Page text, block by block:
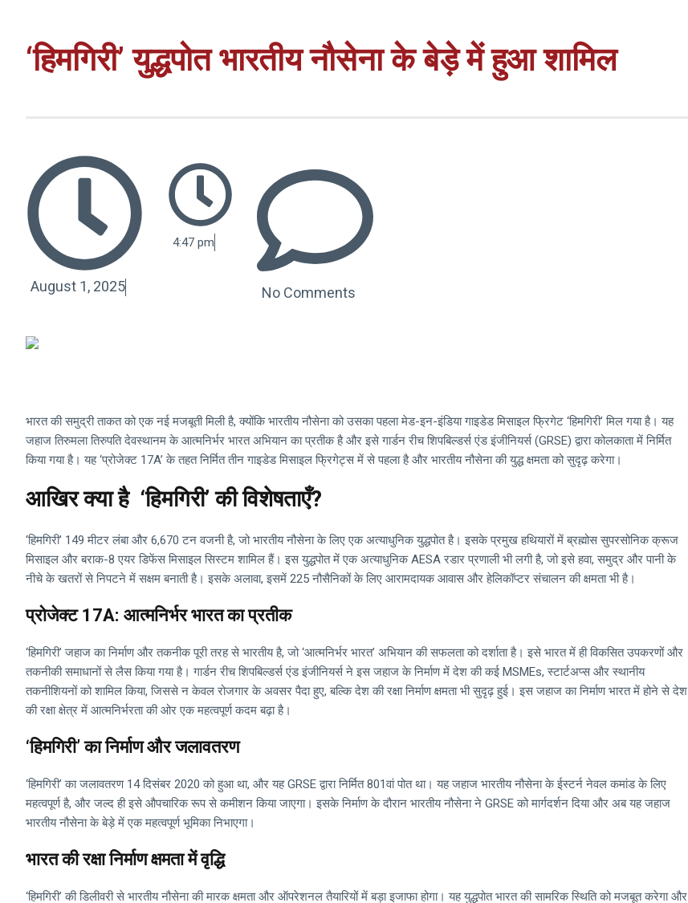
‘हिमगिरी’ युद्धपोत भारतीय नौसेना के बेड़े में हुआ शामिल
August 1, 2025
4:47 pm
No Comments
भारत की समुद्री ताकत को एक नई मजबूती मिली है, क्योंकि भारतीय नौसेना को उसका पहला मेड-इन-इंडिया गाइडेड मिसाइल फ्रिगेट ‘हिमगिरी’ मिल गया है। यह
जहाज तिरुमला तिरुपति देवस्थानम के आत्मनिर्भर भारत अभियान का प्रतीक है और इसे गार्डन रीच शिपबिल्डर्स एंड इंजीनियर्स (GRSE) द्वारा कोलकाता में निर्मित
किया गया है। यह ‘प्रोजेक्ट 17A’ के तहत निर्मित तीन गाइडेड मिसाइल फ्रिगेट्स में से पहला है और भारतीय नौसेना की युद्ध क्षमता को सुदृढ़ करेगा।
आखिर क्या है ‘हिमगिरी’ की विशेषताएँ?
‘हिमगिरी’ 149 मीटर लंबा और 6,670 टन वजनी है, जो भारतीय नौसेना के लिए एक अत्याधुनिक युद्धपोत है। इसके प्रमुख हथियारों में ब्रह्मोस सुपरसोनिक क्रूज
मिसाइल और बराक-8 एयर डिफेंस मिसाइल सिस्टम शामिल हैं। इस युद्धपोत में एक अत्याधुनिक AESA रडार प्रणाली भी लगी है, जो इसे हवा, समुद्र और पानी के
नीचे के खतरों से निपटने में सक्षम बनाती है। इसके अलावा, इसमें 225 नौसैनिकों के लिए आरामदायक आवास और हेलिकॉप्टर संचालन की क्षमता भी है।
प्रोजेक्ट 17A: आत्मनिर्भर भारत का प्रतीक
‘हिमगिरी’ जहाज का निर्माण और तकनीक पूरी तरह से भारतीय है, जो ‘आत्मनिर्भर भारत’ अभियान की सफलता को दर्शाता है। इसे भारत में ही विकसित उपकरणों और
तकनीकी समाधानों से लैस किया गया है। गार्डन रीच शिपबिल्डर्स एंड इंजीनियर्स ने इस जहाज के निर्माण में देश की कई MSMEs, स्टार्टअप्स और स्थानीय
तकनीशियनों को शामिल किया, जिससे न केवल रोजगार के अवसर पैदा हुए, बल्कि देश की रक्षा निर्माण क्षमता भी सुदृढ़ हुई। इस जहाज का निर्माण भारत में होने से देश
की रक्षा क्षेत्र में आत्मनिर्भरता की ओर एक महत्वपूर्ण कदम बढ़ा है।
‘हिमगिरी’ का निर्माण और जलावतरण
‘हिमगिरी’ का जलावतरण 14 दिसंबर 2020 को हुआ था, और यह GRSE द्वारा निर्मित 801वां पोत था। यह जहाज भारतीय नौसेना के ईस्टर्न नेवल कमांड के लिए
महत्वपूर्ण है, और जल्द ही इसे औपचारिक रूप से कमीशन किया जाएगा। इसके निर्माण के दौरान भारतीय नौसेना ने GRSE को मार्गदर्शन दिया और अब यह जहाज
भारतीय नौसेना के बेड़े में एक महत्वपूर्ण भूमिका निभाएगा।
भारत की रक्षा निर्माण क्षमता में वृद्धि
‘हिमगिरी’ की डिलीवरी से भारतीय नौसेना की मारक क्षमता और ऑपरेशनल तैयारियों में बड़ा इजाफा होगा। यह युद्धपोत भारत की सामरिक स्थिति को मजबूत करेगा और